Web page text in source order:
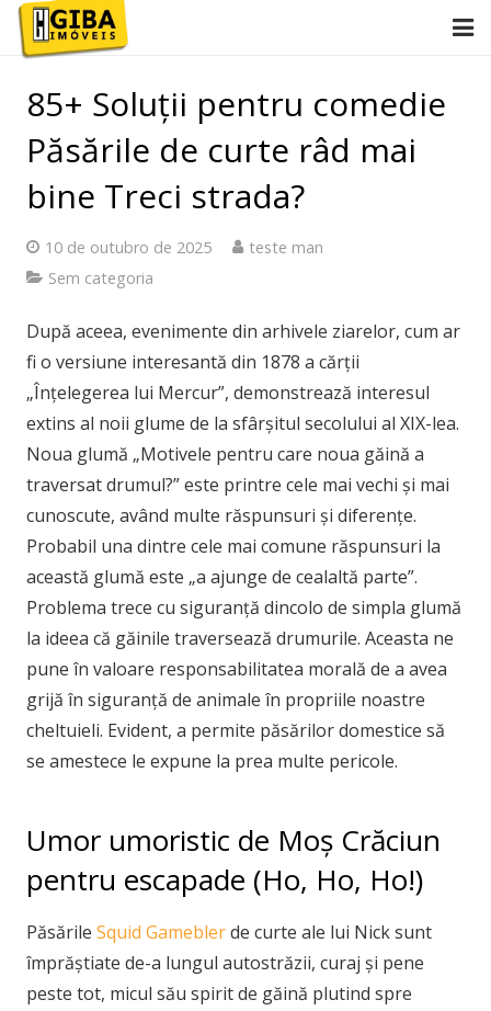
Imóveis
Contato
2ª via de boletos
85+ Soluții pentru comedie
Păsările de curte râd mai
bine Treci strada?
10 de outubro de 2025
teste man
Sem categoria
După aceea, evenimente din arhivele ziarelor, cum ar
fi o versiune interesantă din 1878 a cărții
„Înțelegerea lui Mercur”, demonstrează interesul
extins al noii glume de la sfârșitul secolului al XIX-lea.
Noua glumă „Motivele pentru care noua găină a
traversat drumul?” este printre cele mai vechi și mai
cunoscute, având multe răspunsuri și diferențe.
Probabil una dintre cele mai comune răspunsuri la
această glumă este „a ajunge de cealaltă parte”.
Problema trece cu siguranță dincolo de simpla glumă
la ideea că găinile traversează drumurile. Aceasta ne
pune în valoare responsabilitatea morală de a avea
grijă în siguranță de animale în propriile noastre
cheltuieli. Evident, a permite păsărilor domestice să
se amestece le expune la prea multe pericole.
Umor umoristic de Moș Crăciun
pentru escapade (Ho, Ho, Ho!)
Păsările Squid Gameblerde curte ale lui Nick sunt
împrăștiate de-a lungul autostrăzii, curaj și pene
peste tot, micul său spirit de găină plutind spre